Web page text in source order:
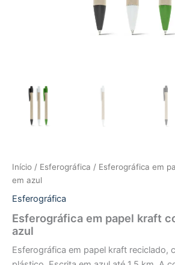
Início / Esferográfica / Esferográfica em
em azul
Esferográfica
Esferográfica em papel kraft
azul
Esferográfica em papel kraft reciclado,